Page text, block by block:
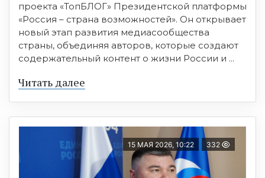
проекта «ТопБЛОГ» Президентской платформы
«Россия – страна возможностей». Он открывает
новый этап развития медиасообщества
страны, объединяя авторов, которые создают
содержательный контент о жизни России и ...
Читать далее
15 МАЯ 2026, 10:22 332